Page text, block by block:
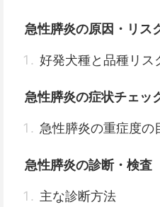
急性膵炎の原因・リス
好発犬種と品種リス
急性膵炎の症状チェッ
急性膵炎の重症度の
急性膵炎の診断・検査
主な診断方法